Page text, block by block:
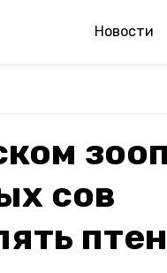
Новости
сов